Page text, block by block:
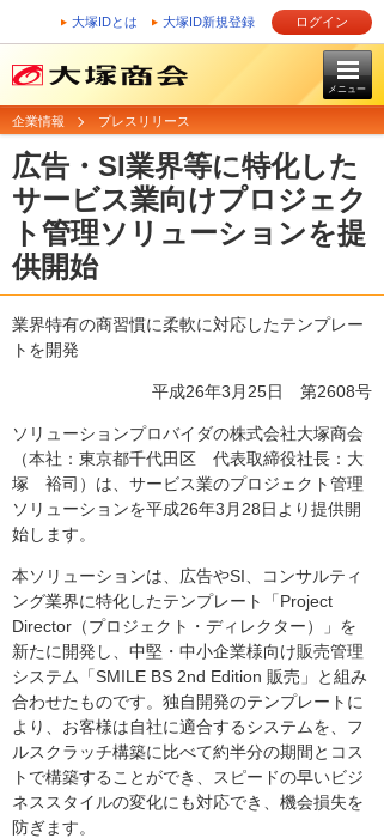
大塚IDとは 大塚ID新規登録 ログイン
メニュー
企業情報 プレスリリース
広告・SI業界等に特化した
サービス業向けプロジェク
ト管理ソリューションを提
供開始
業界特有の商習慣に柔軟に対応したテンプレー
トを開発
平成26年3月25日 第2608号
ソリューションプロバイダの株式会社大塚商会
（本社：東京都千代田区 代表取締役社長：大
塚 裕司）は、サービス業のプロジェクト管理
ソリューションを平成26年3月28日より提供開
始します。
本ソリューションは、広告やSI、コンサルティ
ング業界に特化したテンプレート「Project
Director（プロジェクト・ディレクター）」を
新たに開発し、中堅・中小企業様向け販売管理
システム「SMILE BS 2nd Edition 販売」と組み
合わせたものです。独自開発のテンプレートに
より、お客様は自社に適合するシステムを、フ
ルスクラッチ構築に比べて約半分の期間とコス
トで構築することができ、スピードの早いビジ
ネススタイルの変化にも対応でき、機会損失を
防ぎます。